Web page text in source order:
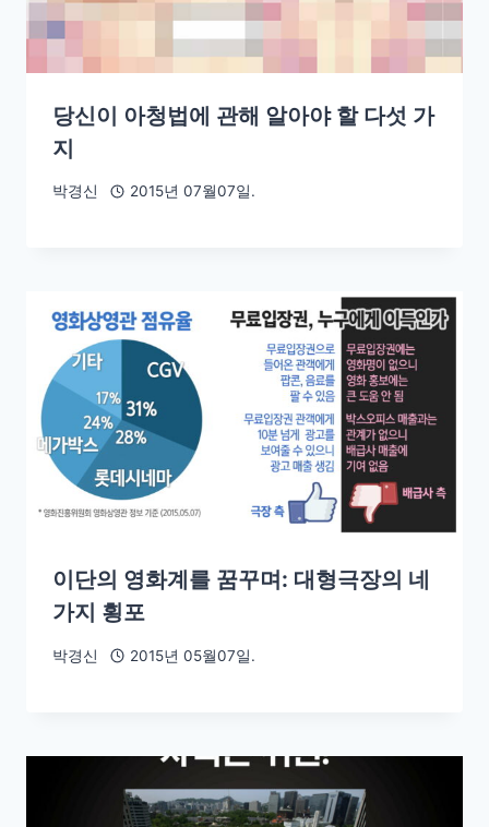
당신이 아청법에 관해 알아야 할 다섯 가
지
박경신 2015년 07월07일.
이단의 영화계를 꿈꾸며: 대형극장의 네
가지 횡포
박경신 2015년 05월07일.